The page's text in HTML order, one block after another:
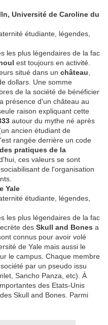
Université de Caroline du
les plus légendaires de la fac
est toujours en activité.
situé dans un château
dollars. Une somme
de la société de bénéficier
présence d'un château au
raison expliquant cette
autour du mythe né après
ancien étudiant de
rangée derrière un code
pratiques de la
ces valeurs se sont
de l'organisation
Yale
les plus légendaires de la fac
des Skull and Bones a
connus pour avoir volé
de Yale mais aussi le
le campus. Chaque membre
par un pseudo issu
Sancho Panza, etc). À
des Etats-Unis
Skull and Bones. Parmi